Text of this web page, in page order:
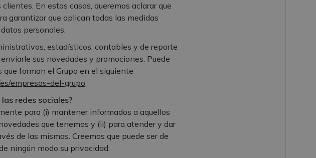
En estos casos, queremos aclarar que
garantizar que aplican todas las medidas
personales.
estadísticos, contables y de reporte
sus novedades y promociones. Puede
forman el Grupo en el siguiente
empresas-del-grupo.
redes sociales?
para (i) mantener informados a aquellos
que tenemos y (ii) para atender y dar
de las mismas. Creemos que puede ser de
ningún modo su privacidad.